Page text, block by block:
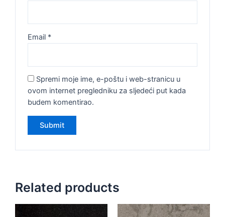
Email *
Spremi moje ime, e-poštu i web-stranicu u
ovom internet pregledniku za sljedeći put kada
budem komentirao.
Related products